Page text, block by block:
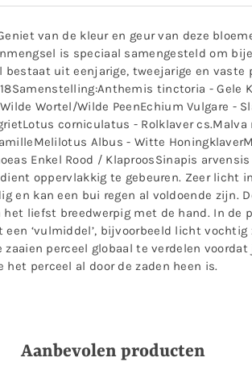
van de kleur en geur van deze
is speciaal samengesteld om
uit eenjarige, tweejarige en vaste
tinctoria - Gele
Wortel/Wilde PeenEchium Vulgare -
corniculatus - Rolklaver
Albus - Witte
Enkel Rood / KlaproosSinapis
oppervlakkig te gebeuren. Zeer licht
en kan een bui regen al voldoende zijn.
liefst breedwerpig met de hand. In
‘vulmiddel’, bijvoorbeeld licht
perceel globaal te verdelen
perceel al door de zaden heen is.
Aanbevolen producten